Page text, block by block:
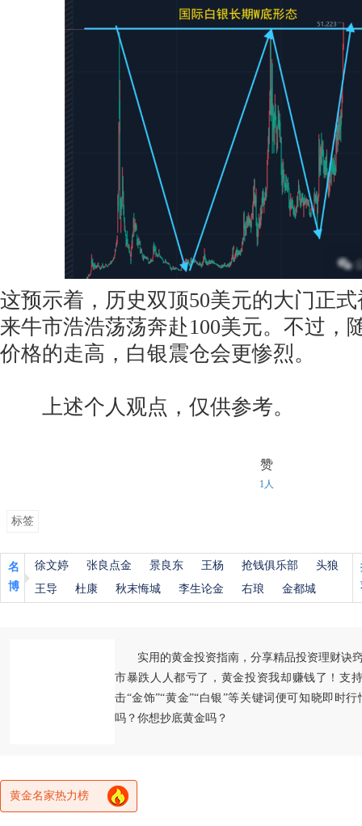
这预示着，历史双顶50美元的大门正
来牛市浩浩荡荡奔赴100美元。不过，
价格的走高，白银震仓会更惨烈。
上述个人观点，仅供参考。
赞
1人
标签
名
博
徐文婷 张良点金 景良东 王杨 抢钱俱乐部
头狼
王导
杜康 秋末悔城 李生论金 右琅 金都城
实用的黄金投资指南，分享精品投资理财诀
市暴跌人人都亏了，黄金投资我却赚钱了！支
击“金饰”“黄金”“白银”等关键词便可知晓即时
吗？你想抄底黄金吗？
黄金名家热力榜